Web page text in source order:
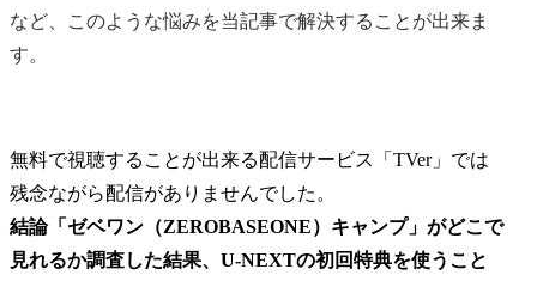
など、このような悩みを当記事で解決することが出来ま
す。
無料で視聴することが出来る配信サービス「TVer」では
残念ながら配信がありませんでした。
結論「ゼベワン（ZEROBASEONE）キャンプ」がどこで
見れるか調査した結果、U-NEXTの初回特典を使うこと